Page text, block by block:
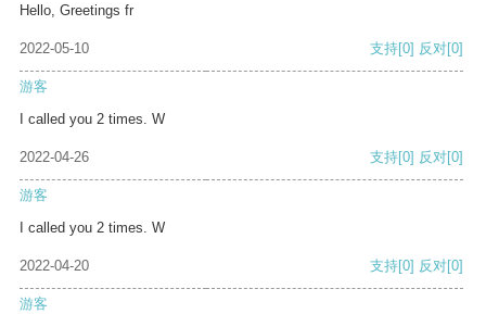
Hello, Greetings fr
2022-05-10 支持[0] 反对[0]
游客
I called you 2 times. W
2022-04-26 支持[0] 反对[0]
游客
I called you 2 times. W
2022-04-20 支持[0] 反对[0]
游客